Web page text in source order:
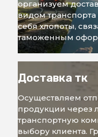
организуем
видом
себя хлопоты,
таможенным
Доставка тк
Осуществляем
продукции через
транспортную
выбору клиента.